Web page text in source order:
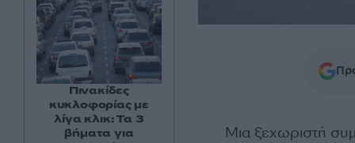
Μια ξεχωριστή
Πινακίδες
κυκλοφορίας με
λίγα κλικ: Τα 3
βήματα για